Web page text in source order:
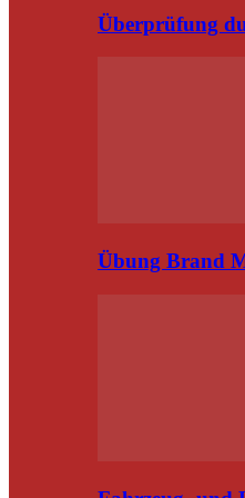
Überprüfung
Übung Brand